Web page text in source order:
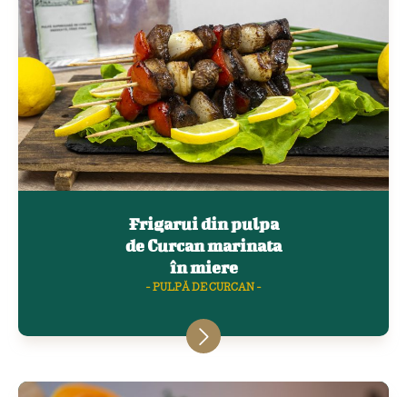
Frigarui din pulpa
de Curcan marinata
în miere
- PULPĂ DE CURCAN -